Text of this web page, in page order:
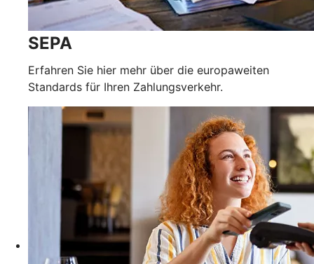
SEPA
Erfahren Sie hier mehr über die europaweiten
Standards für Ihren Zahlungsverkehr.